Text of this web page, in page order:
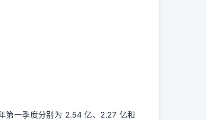
第一季度分别为 2.54 亿、2.27 亿和